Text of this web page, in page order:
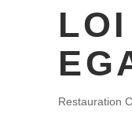
LOI
Restauration